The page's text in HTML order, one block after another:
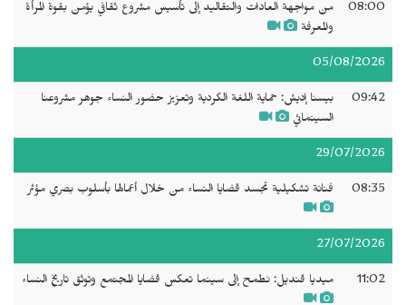
08:00
من مواجهة العادات والتقاليد إلى تأسيس مشروع ثقافي يؤمن بقوة المرأة
والمعرفة
05/08/2026
09:42
بيسنا إديش: حماية اللغة الكردية وتعزيز حضور النساء جوهر مشروعنا
السينمائي
29/07/2026
08:35 فنانة تشكيلية تجسد قضايا النساء من خلال أعمالها بأسلوب بصري مؤثر
27/07/2026
11:02 ميديا قنديل: نطمح إلى سينما تعكس قضايا المجتمع وتوثق تاريخ النساء